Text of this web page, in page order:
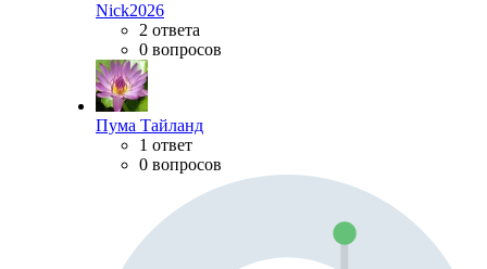
Nick2026
2 ответа
0 вопросов
Пума Тайланд
1 ответ
0 вопросов